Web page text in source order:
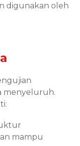
digunakan oleh
menyeluruh.
mampu